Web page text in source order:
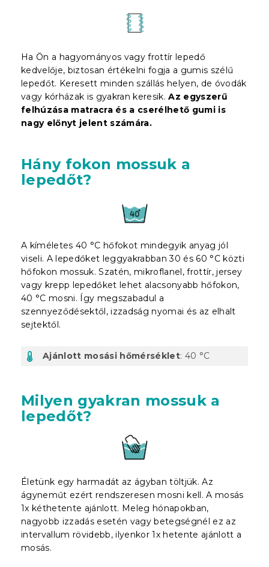
Ha Ön a hagyományos vagy frottír lepedő
kedvelője, biztosan értékelni fogja a gumis szélű
lepedőt. Keresett minden szállás helyen, de óvodák
vagy kórházak is gyakran keresik. Az egyszerű
felhúzása matracra és a cserélhető gumi is
nagy előnyt jelent számára.
Hány fokon mossuk a
lepedőt?
A kíméletes 40 °C hőfokot mindegyik anyag jól
viseli. A lepedőket leggyakrabban 30 és 60 °C közti
hőfokon mossuk. Szatén, mikroflanel, frottír, jersey
vagy krepp lepedőket lehet alacsonyabb hőfokon,
40 °C mosni. Így megszabadul a
szennyeződésektől, izzadság nyomai és az elhalt
sejtektől.
Ajánlott mosási hőmérséklet: 40 °C
Milyen gyakran mossuk a
lepedőt?
Életünk egy harmadát az ágyban töltjük. Az
ágyneműt ezért rendszeresen mosni kell. A mosás
1x kéthetente ajánlott. Meleg hónapokban,
nagyobb izzadás esetén vagy betegségnél ez az
intervallum rövidebb, ilyenkor 1x hetente ajánlott a
mosás.